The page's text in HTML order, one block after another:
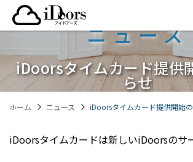
テ
へ
ス
ニュース
iDoorsタイムカード提供
らせ
ホーム ニュース iDoorsタイムカード提供開始
iDoorsタイムカードは新しいiDoorsのサ